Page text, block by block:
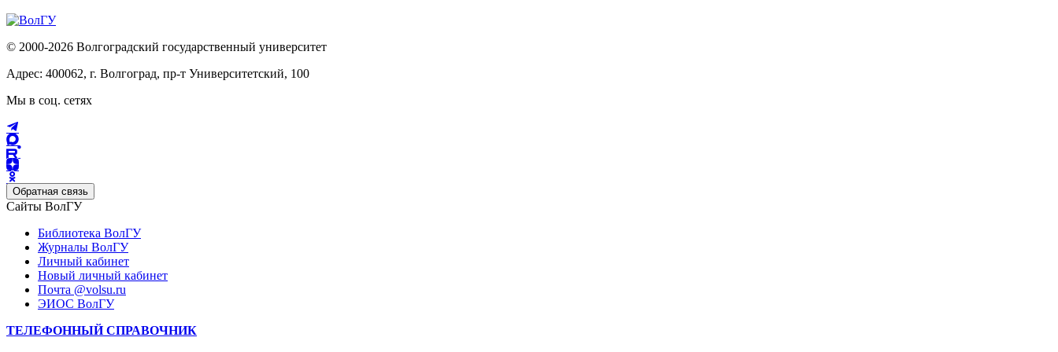
© 2000-2026 Волгоградский государственный университет
Адрес: 400062, г. Волгоград, пр-т Университетский, 100
Мы в соц. сетях
Обратная связь
Сайты ВолГУ
Библиотека ВолГУ
Журналы ВолГУ
Личный кабинет
Новый личный кабинет
Почта @volsu.ru
ЭИОС ВолГУ
ТЕЛЕФОННЫЙ СПРАВОЧНИК